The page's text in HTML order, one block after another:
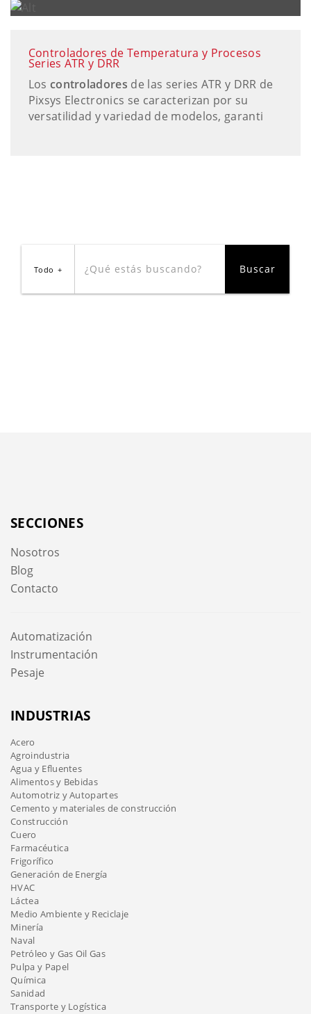
Controladores de Temperatura y Procesos
Series ATR y DRR
Los controladores de las series ATR y DRR de
Pixsys Electronics se caracterizan por su
versatilidad y variedad de modelos, garanti
Todo
SECCIONES
Nosotros
Blog
Contacto
Automatización
Instrumentación
Pesaje
INDUSTRIAS
Acero
Agroindustria
Agua y Efluentes
Alimentos y Bebidas
Automotriz y Autopartes
Cemento y materiales de construcción
Construcción
Cuero
Farmacéutica
Frigorífico
Generación de Energía
HVAC
Láctea
Medio Ambiente y Reciclaje
Minería
Naval
Petróleo y Gas Oil Gas
Pulpa y Papel
Química
Sanidad
Transporte y Logística